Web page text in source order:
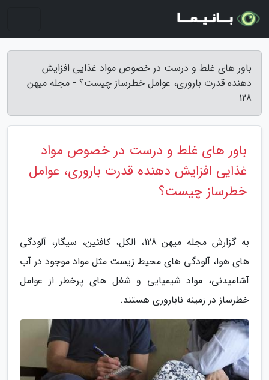
باور های غلط و درست در خصوص مواد غذایی افزایش
دهنده قدرت باروری، عوامل خطرساز چیست؟ - مجله میهن
128
باور های غلط و درست در خصوص مواد
غذایی افزایش دهنده قدرت باروری، عوامل
خطرساز چیست؟
به گزارش مجله میهن 128، الکل، کافئین، سیگار، آلودگی
های هوا، آلودگی های محیط زیست مثل مواد موجود در آب
آشامیدنی، مواد شیمیایی و شغل های پرخطر از عوامل
خطرساز در زمینه ناباروری هستند.